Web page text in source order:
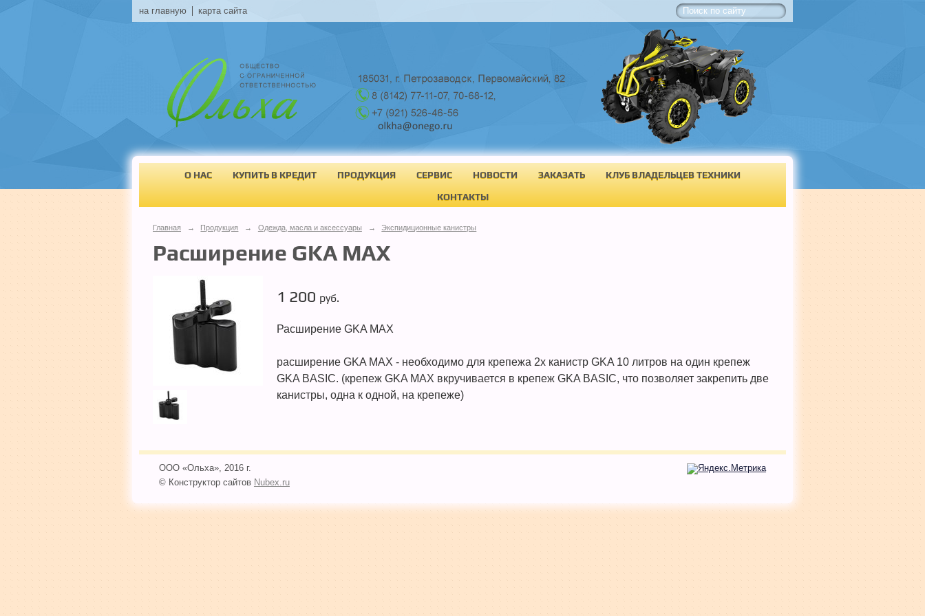
на главную карта сайта
О НАС КУПИТЬ В КРЕДИТ ПРОДУКЦИЯ СЕРВИС НОВОСТИ ЗАКАЗАТЬ
КЛУБ ВЛАДЕЛЬЦЕВ ТЕХНИКИ
КОНТАКТЫ
Главная → Продукция → Одежда, масла и аксессуары → Экспидиционные канистры
Расширение GKA MAX
1 200 руб.
Расширение GKA MAX
расширение GKA MAX - необходимо для крепежа 2х канистр GKA 10 литров на один крепеж
GKA BASIC. (крепеж GKA MAX вкручивается в крепеж GKA BASIC, что позволяет закрепить две
канистры, одна к одной, на крепеже)
ООО «Ольха», 2016 г.
© Конструктор сайтов Nubex.ru